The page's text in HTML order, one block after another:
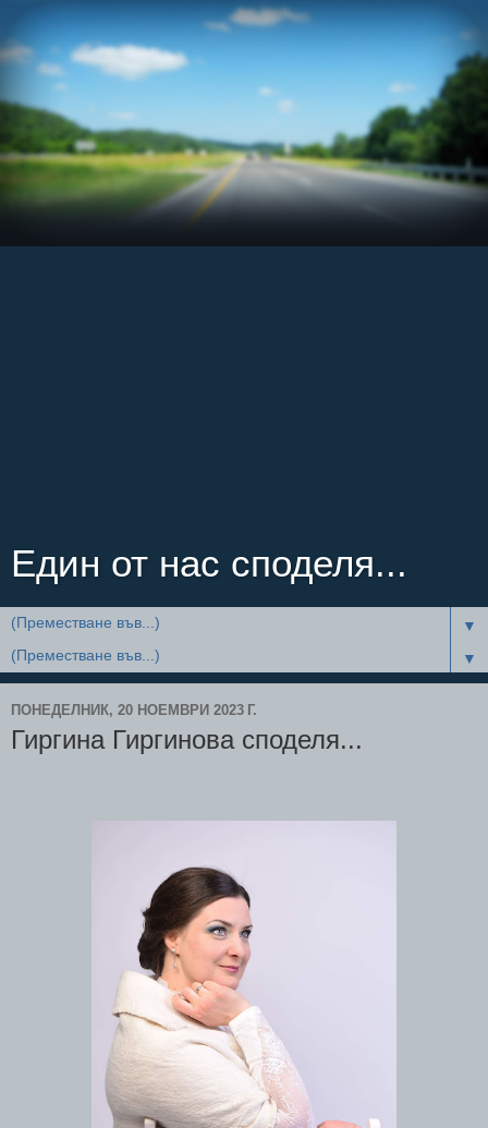
Един от нас споделя...
▼
▼
ПОНЕДЕЛНИК, 20 НОЕМВРИ 2023 Г.
Гиргина Гиргинова споделя...